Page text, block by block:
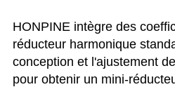
HONPINE intègre des
réducteur harmonique
conception et l'ajustement
pour obtenir un mini-